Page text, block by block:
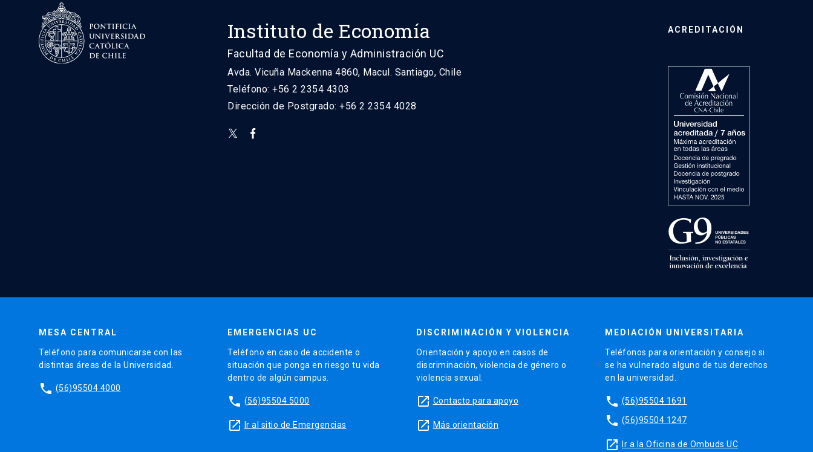
Instituto de Economía
Facultad de Economía y Administración UC
Avda. Vicuña Mackenna 4860, Macul. Santiago, Chile
Teléfono: +56 2 2354 4303
Dirección de Postgrado: +56 2 2354 4028
ACREDITACIÓN
MESA CENTRAL
Teléfono para comunicarse con las
distintas áreas de la Universidad.
phone (56)95504 4000
EMERGENCIAS UC
Teléfono en caso de accidente o
situación que ponga en riesgo tu vida
dentro de algún campus.
phone (56)95504 5000
launch Ir al sitio de Emergencias
DISCRIMINACIÓN Y VIOLENCIA
Orientación y apoyo en casos de
discriminación, violencia de género o
violencia sexual.
launch Contacto para apoyo
launch Más orientación
MEDIACIÓN UNIVERSITARIA
Teléfonos para orientación y consejo si
se ha vulnerado alguno de tus derechos
en la universidad.
phone (56)95504 1691
phone (56)95504 1247
launch Ir a la Oficina de Ombuds UC